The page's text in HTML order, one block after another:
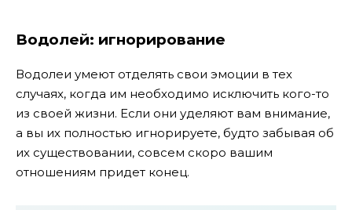
Водолей: игнорирование
Водолеи умеют отделять свои эмоции в тех
случаях, когда им необходимо исключить кого-то
из своей жизни. Если они уделяют вам внимание,
а вы их полностью игнорируете, будто забывая об
их существовании, совсем скоро вашим
отношениям придет конец.